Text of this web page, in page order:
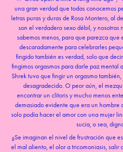
una gran verdad que todas conocemos
letras puras y duras de Rosa Montero, al
son el verdadero sexo débil, y nosotras
sabemos menos, para que parezca que
descaradamente para celebrarles
fingido también es verdad, solo que
fingimos orgasmos para darle paz mental
Shrek tuvo que fingir un orgasmo
desagradecido. O peor aún, el
encontrar un clítoris y mucho menos
demasiado evidente que era un hombre
solo podía hacer el amor con una mujer
sucia, o sea,
¿Se imaginan el nivel de frustración que
el mal aliento, el olor a tricomoniasis, salir